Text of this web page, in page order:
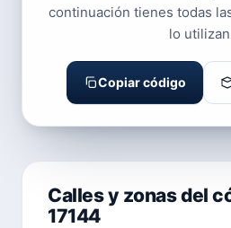
continuación tienes todas
lo
Copiar código
Calles y zonas del
17144